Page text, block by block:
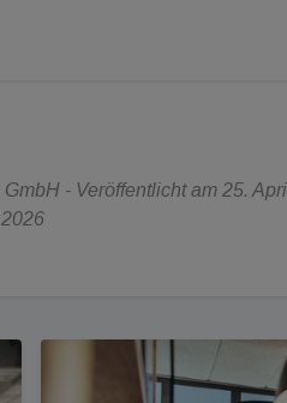
- Veröffentlicht am 25.